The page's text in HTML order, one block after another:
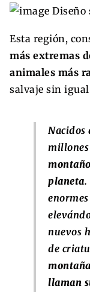
Esta región,
más extremas
animales más
salvaje sin
Nacidos
millones
planeta.
nuevos
de
llaman